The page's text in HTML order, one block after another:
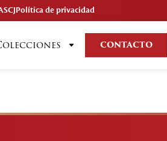
Política de privacidad
CONTACTO